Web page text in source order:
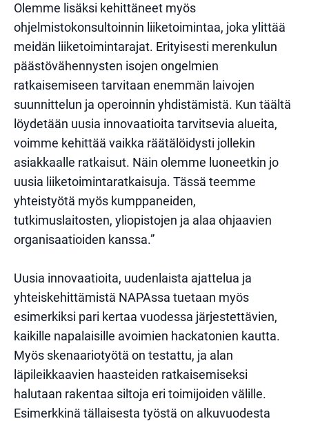
Olemme lisäksi kehittäneet myös
ohjelmistokonsultoinnin liiketoimintaa, joka ylittää
meidän liiketoimintarajat. Erityisesti merenkulun
päästövähennysten isojen ongelmien
ratkaisemiseen tarvitaan enemmän laivojen
suunnittelun ja operoinnin yhdistämistä. Kun täältä
löydetään uusia innovaatioita tarvitsevia alueita,
voimme kehittää vaikka räätälöidysti jollekin
asiakkaalle ratkaisut. Näin olemme luoneetkin jo
uusia liiketoimintaratkaisuja. Tässä teemme
yhteistyötä myös kumppaneiden,
tutkimuslaitosten, yliopistojen ja alaa ohjaavien
organisaatioiden kanssa.”
Uusia innovaatioita, uudenlaista ajattelua ja
yhteiskehittämistä NAPAssa tuetaan myös
esimerkiksi pari kertaa vuodessa järjestettävien,
kaikille napalaisille avoimien hackatonien kautta.
Myös skenaariotyötä on testattu, ja alan
läpileikkaavien haasteiden ratkaisemiseksi
halutaan rakentaa siltoja eri toimijoiden välille.
Esimerkkinä tällaisesta työstä on alkuvuodesta